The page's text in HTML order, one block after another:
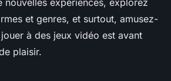
et genres, et surtout, amusez-
à des jeux vidéo est avant
plaisir.